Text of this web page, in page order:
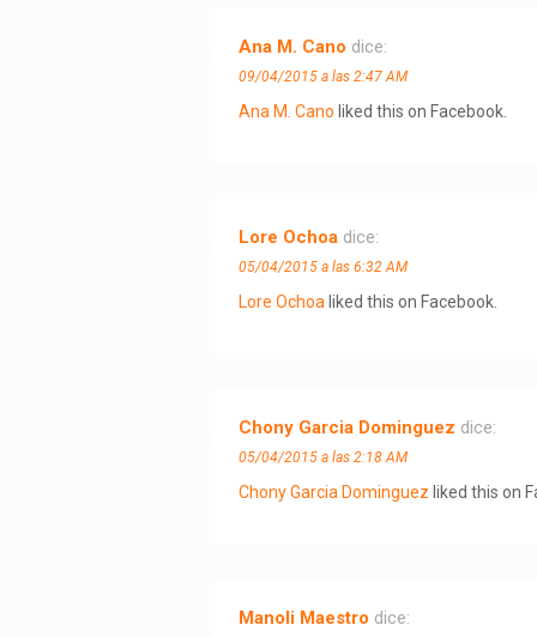
Ana M. Cano dice:
09/04/2015 a las 2:47 AM
Ana M. Cano liked this on Facebook.
Lore Ochoa dice:
05/04/2015 a las 6:32 AM
Lore Ochoa liked this on Facebook.
Chony Garcia Dominguez dice:
05/04/2015 a las 2:18 AM
Chony Garcia Dominguez liked this on
Manoli Maestro dice: